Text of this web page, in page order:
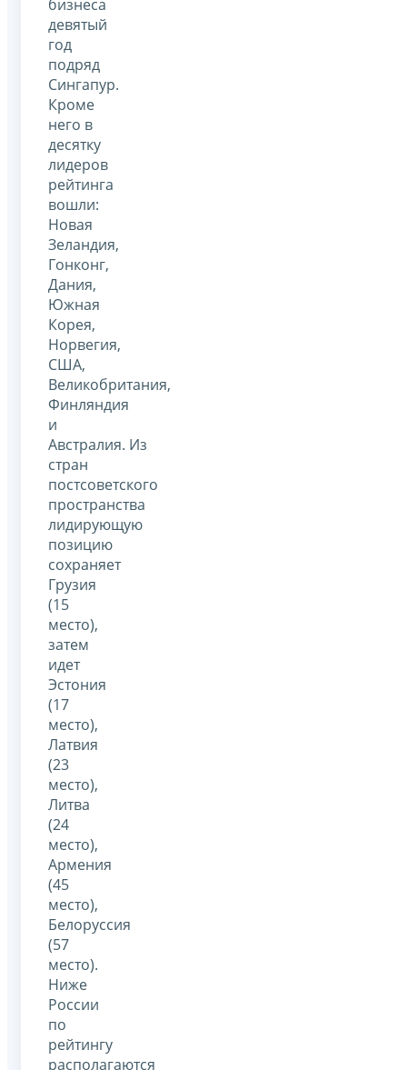
бизнеса
девятый
год
подряд
Сингапур.
Кроме
него в
десятку
лидеров
рейтинга
вошли:
Новая
Зеландия,
Гонконг,
Дания,
Южная
Корея,
Норвегия,
США,
Великобритания,
Финляндия
и
Австралия. Из
стран
постсоветского
пространства
лидирующую
позицию
сохраняет
Грузия
(15
место),
затем
идет
Эстония
(17
место),
Латвия
(23
место),
Литва
(24
место),
Армения
(45
место),
Белоруссия
(57
место).
Ниже
России
по
рейтингу
располагаются